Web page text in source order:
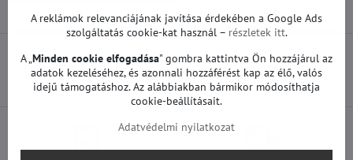
Előző termék Következő termék
A reklámok relevanciájának javítása érdekében a Google Ads
szolgáltatás cookie-kat használ – részletek itt.
A „Minden cookie elfogadása" gombra kattintva Ön hozzájárul az
adatok kezeléséhez, és azonnali hozzáférést kap az élő, valós
idejű támogatáshoz. Az alábbiakban bármikor módosíthatja
cookie-beállításait.
Adatvédelmi nyilatkozat